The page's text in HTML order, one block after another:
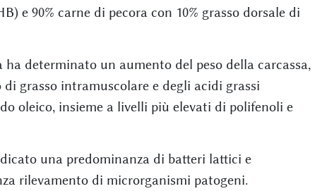
e 90% carne di pecora con 10% grasso dorsale di
determinato un aumento del peso della carcassa,
grasso intramuscolare e degli acidi grassi
oleico, insieme a livelli più elevati di polifenoli e
una predominanza di batteri lattici e
rilevamento di microrganismi patogeni.